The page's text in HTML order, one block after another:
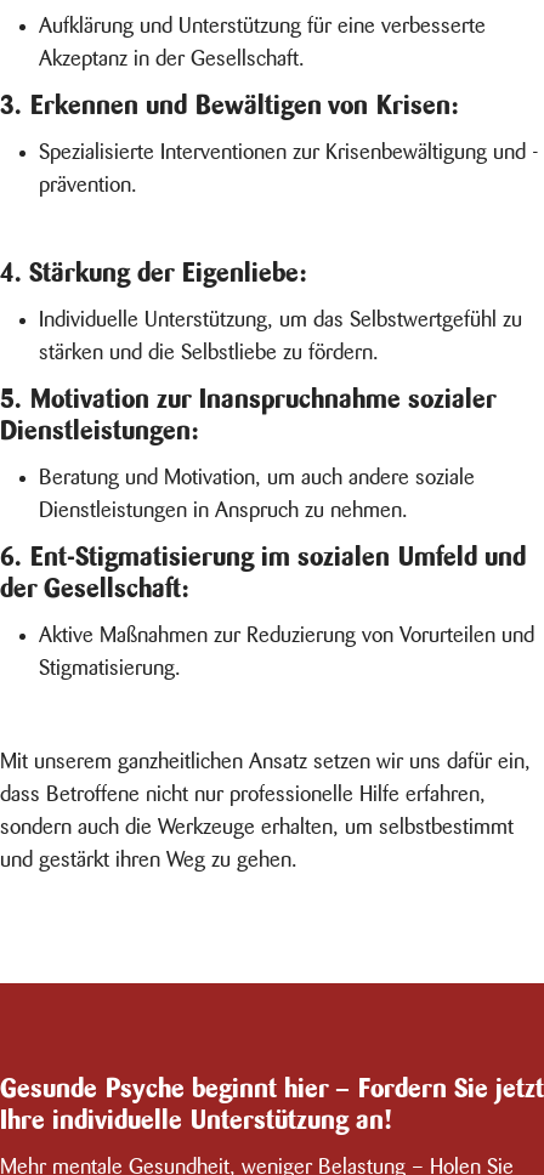
Aufklärung und Unterstützung für eine verbesserte
Akzeptanz in der Gesellschaft.
3. Erkennen und Bewältigen von Krisen:
Spezialisierte Interventionen zur Krisenbewältigung und -
prävention.
4. Stärkung der Eigenliebe:
Individuelle Unterstützung, um das Selbstwertgefühl zu
stärken und die Selbstliebe zu fördern.
5. Motivation zur Inanspruchnahme sozialer
Dienstleistungen:
Beratung und Motivation, um auch andere soziale
Dienstleistungen in Anspruch zu nehmen.
6. Ent-Stigmatisierung im sozialen Umfeld und
der Gesellschaft:
Aktive Maßnahmen zur Reduzierung von Vorurteilen und
Stigmatisierung.
Mit unserem ganzheitlichen Ansatz setzen wir uns dafür ein,
dass Betroffene nicht nur professionelle Hilfe erfahren,
sondern auch die Werkzeuge erhalten, um selbstbestimmt
und gestärkt ihren Weg zu gehen.
Gesunde Psyche beginnt hier – Fordern Sie jetzt
Ihre individuelle Unterstützung an!
Mehr mentale Gesundheit, weniger Belastung – Holen Sie